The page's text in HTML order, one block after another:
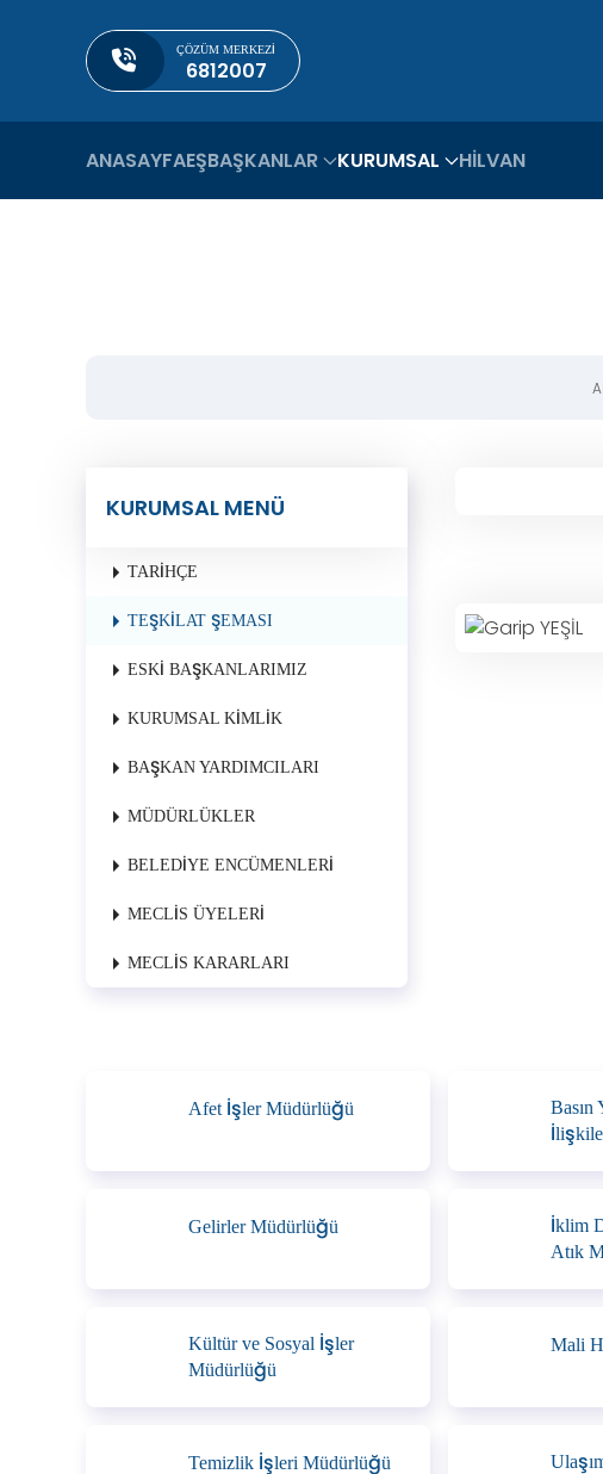
Skip to main content
ÇÖZÜM MERKEZI
6812007
ANASAYFAEŞBAŞKANLAR KURUMSAL HİLVAN
KURUMSAL MENÜ
TARIHÇE
TEŞKILAT ŞEMASI
ESKI BAŞKANLARIMIZ
KURUMSAL KIMLIK
BAŞKAN YARDIMCILARI
MÜDÜRLÜKLER
BELEDIYE ENCÜMENLERI
MECLIS ÜYELERI
MECLIS KARARLARI
Afet İşler Müdürlüğü
Basın
Gelirler Müdürlüğü
İklim
Atık
Kültür ve Sosyal İşler
Müdürlüğü
Mali
Temizlik İşleri Müdürlüğü